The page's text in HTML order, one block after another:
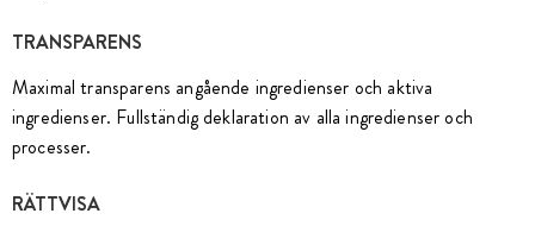
TRANSPARENS
Maximal transparens angående ingredienser och aktiva
ingredienser. Fullständig deklaration av alla ingredienser och
processer.
RÄTTVISA